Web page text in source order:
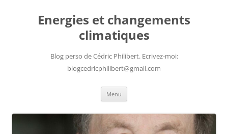
contenuEnergies et changements
climatiques
Blog perso de Cédric Philibert. Ecrivez-moi:
blogcedricphilibert@gmail.com
Menu